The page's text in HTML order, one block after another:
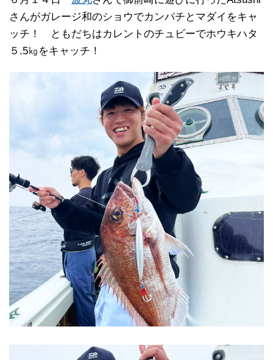
さんがガレージ和のショウでカンパチとマダイをキャ
ッチ！ ともだちはカレントのチュビーでホウキハタ
５.5㎏をキャッチ！